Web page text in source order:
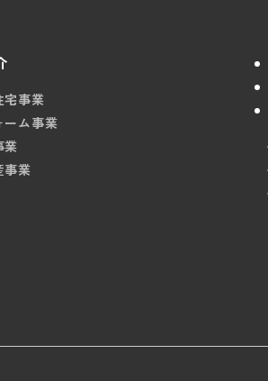
宅事業
ーム事業
業
事業